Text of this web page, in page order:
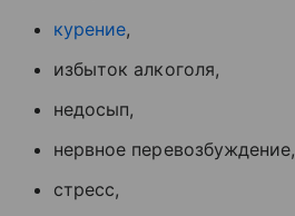
курение,
избыток алкоголя,
недосып,
нервное перевозбуждение,
стресс,